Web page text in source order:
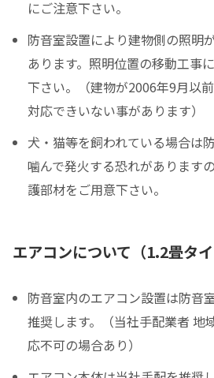
にご注意下さい。
防音室設置により建物側の照明
あります。照明位置の移動工事
下さい。（建物が2006年9月以
対応できいない事があります）
犬・猫等を飼われている場合は
噛んで発火する恐れがあります
護部材をご用意下さい。
エアコンについて（1.2畳タイ
防音室内のエアコン設置は防音
推奨します。（当社手配業者 地
応不可の場合あり）